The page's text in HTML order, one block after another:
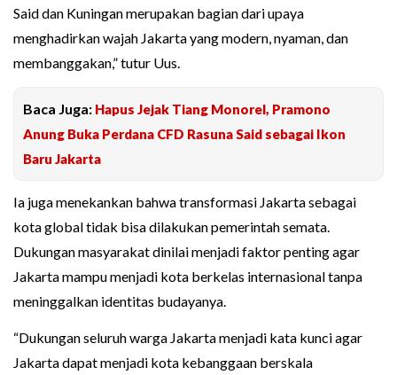
Said dan Kuningan merupakan bagian dari upaya
menghadirkan wajah Jakarta yang modern, nyaman, dan
membanggakan,” tutur Uus.
Baca Juga: Hapus Jejak Tiang Monorel, Pramono
Anung Buka Perdana CFD Rasuna Said sebagai Ikon
Baru Jakarta
Ia juga menekankan bahwa transformasi Jakarta sebagai
kota global tidak bisa dilakukan pemerintah semata.
Dukungan masyarakat dinilai menjadi faktor penting agar
Jakarta mampu menjadi kota berkelas internasional tanpa
meninggalkan identitas budayanya.
“Dukungan seluruh warga Jakarta menjadi kata kunci agar
Jakarta dapat menjadi kota kebanggaan berskala